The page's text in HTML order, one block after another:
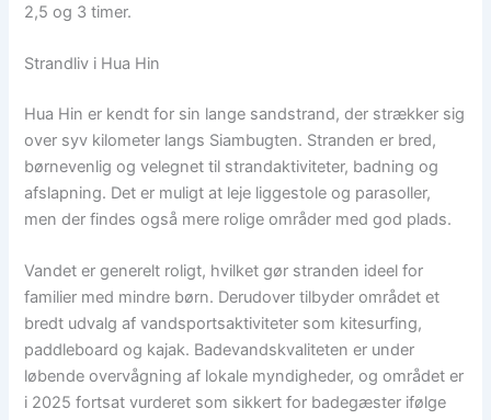
2,5 og 3 timer.
Strandliv i Hua Hin
Hua Hin er kendt for sin lange sandstrand, der strækker sig
over syv kilometer langs Siambugten. Stranden er bred,
børnevenlig og velegnet til strandaktiviteter, badning og
afslapning. Det er muligt at leje liggestole og parasoller,
men der findes også mere rolige områder med god plads.
Vandet er generelt roligt, hvilket gør stranden ideel for
familier med mindre børn. Derudover tilbyder området et
bredt udvalg af vandsportsaktiviteter som kitesurfing,
paddleboard og kajak. Badevandskvaliteten er under
løbende overvågning af lokale myndigheder, og området er
i 2025 fortsat vurderet som sikkert for badegæster ifølge